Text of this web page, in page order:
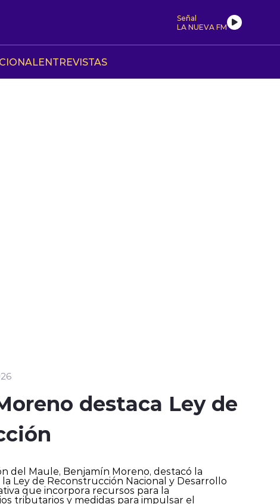
Señal
LA NUEVA FM
ENTREVISTAS
destaca Ley de
del Maule, Benjamín Moreno, destacó la
Ley de Reconstrucción Nacional y Desarrollo
que incorpora recursos para la
tributarios y medidas para impulsar el